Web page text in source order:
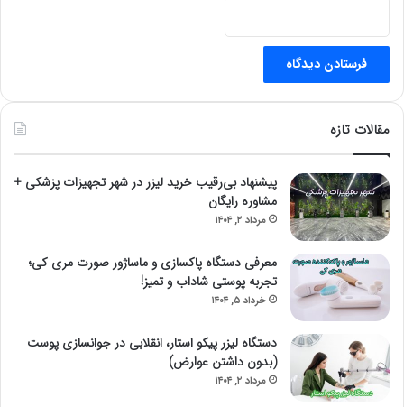
مقالات تازه
پیشنهاد بی‌رقیب خرید لیزر در شهر تجهیزات پزشکی +
مشاوره رایگان
مرداد ۲, ۱۴۰۴
معرفی دستگاه پاکسازی و ماساژور صورت مری کی؛
تجربه پوستی شاداب و تمیز!
خرداد ۵, ۱۴۰۴
دستگاه لیزر پیکو استار، انقلابی در جوانسازی پوست
(بدون داشتن عوارض)
مرداد ۲, ۱۴۰۴